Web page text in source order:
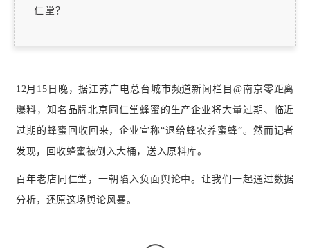
仁堂？
12月15日晚，据江苏广电总台城市频道新闻栏目@南京零距离
爆料，知名品牌北京同仁堂蜂蜜的生产企业将大量过期、临近
过期的蜂蜜回收回来，企业宣称“退给蜂农养蜜蜂”。然而记者
发现，回收蜂蜜被倒入大桶，送入原料库。
百年老店同仁堂，一朝陷入负面舆论中。让我们一起通过数据
分析，还原这场舆论风暴。